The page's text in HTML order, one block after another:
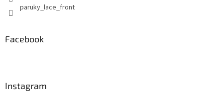
paruky_lace_front
Facebook
Instagram